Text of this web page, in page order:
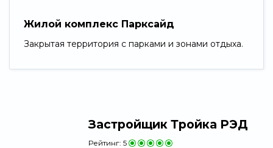
Жилой комплекс Парксайд
Закрытая территория с парками и зонами отдыха.
Застройщик Тройка РЭД
Рейтинг: 5